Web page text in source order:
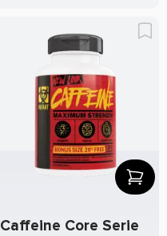
Caffeine Core Serie